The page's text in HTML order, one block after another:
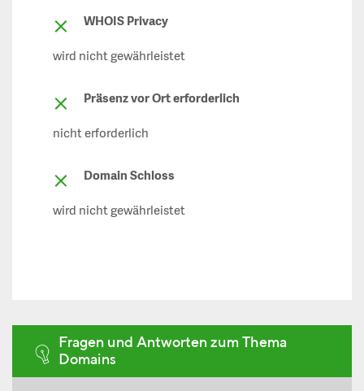
WHOIS Privacy
wird nicht gewährleistet
Präsenz vor Ort erforderlich
nicht erforderlich
Domain Schloss
wird nicht gewährleistet
Fragen und Antworten zum Thema
Domains